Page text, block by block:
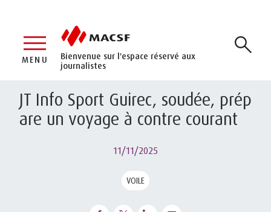
Bienvenue sur l'espace réservé aux
journalistes
MENU
JT Info Sport Guirec, soudée, prép
are un voyage à contre courant
11/11/2025
VOILE